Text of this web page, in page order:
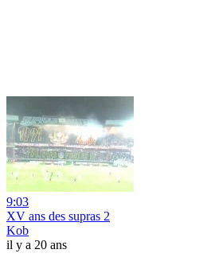
9:03
XV ans des supras 2
Kob
il y a 20 ans